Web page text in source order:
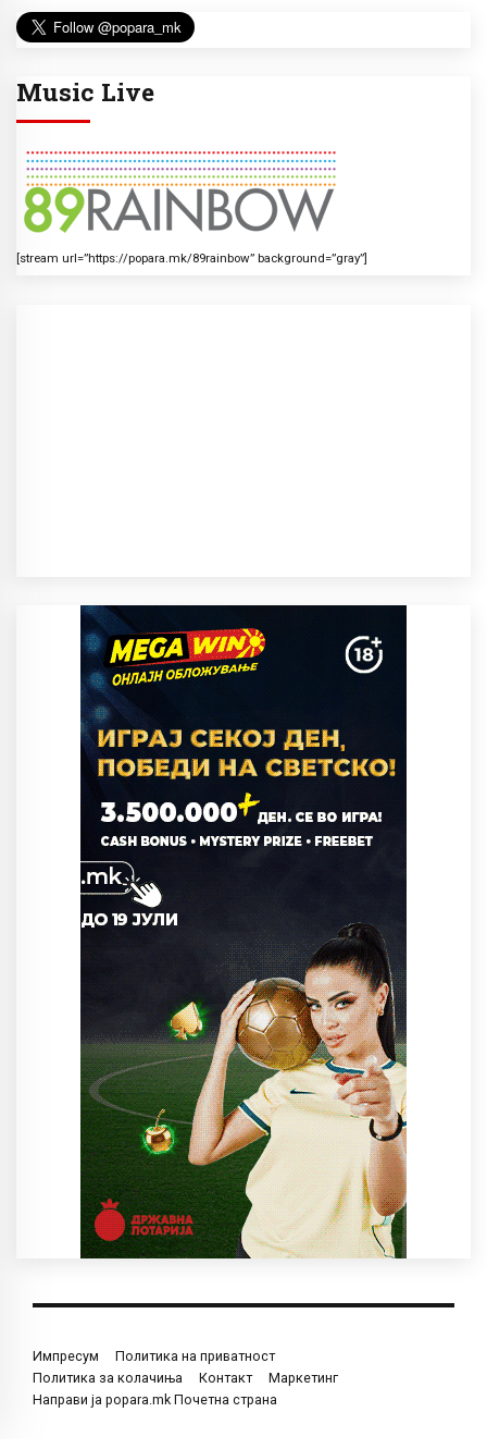
Music Live
[stream url=”https://popara.mk/89rainbow” background=”gray”]
Импресум
Политика на приватност
Политика за колачиња
Контакт
Маркетинг
Направи ја popara.mk Почетна страна